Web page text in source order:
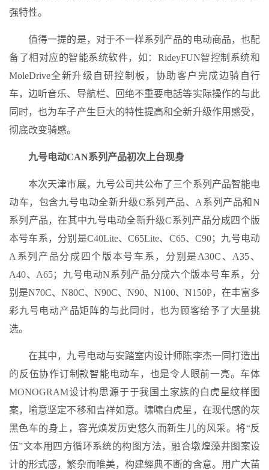
强特性。
值得一提的是，对于不一样系列产品的电动商品，也配
备了相对应的智能系统软件，如：RideyFUN智控制系统和
MoleDrive全新升级自研控制板，协助客户完成边骑自行
车，边听音乐、导航栏、回绝不重要电話等实际操作的与此
同时，也为车子产生巨大的特性提高和全新升级作用感受，
彻底改变骑感。
九号电动CAN系列产品初次上台现身
本次天津市展，九号公司共公布了三个系列产品智能电
动车，包含九号电动全新升级C系列产品、A系列产品和N
系列产品，在其中九号电动全新升级C系列产品分成四个版
本号车系，分别是C40Lite、C65Lite、C65、C90；九号电动
A系列产品分成四个版本号车系，分别是A30C、A35、
A40、A65；九号电动N系列产品分成六个版本号车系，分
别是N70C、N80C、N90C、N90、N100、N150P，在丰富多
彩九号电动产品矩阵的与此同时，也为顾客给予了大量挑
选。
在其中，九号电动与安踏室内设计师陈李杰一同打造出
的反伍协作订制款智能电动车，也是令人眼前一亮。车体
MONOGRAM设计构思源于于我国土家族的白虎星纹样图
案，喻意坚定不移和吉祥如意。啸啸白虎星，在现代感的灰
黑色车的身上，容光焕发历史悠久而新生儿的风采。将“反
伍”文本用四方循环系统的构图方法，融合墩煌藻井图案设
计的形式感，繁杂而唯美，构建經典不断的含意。用广大苗